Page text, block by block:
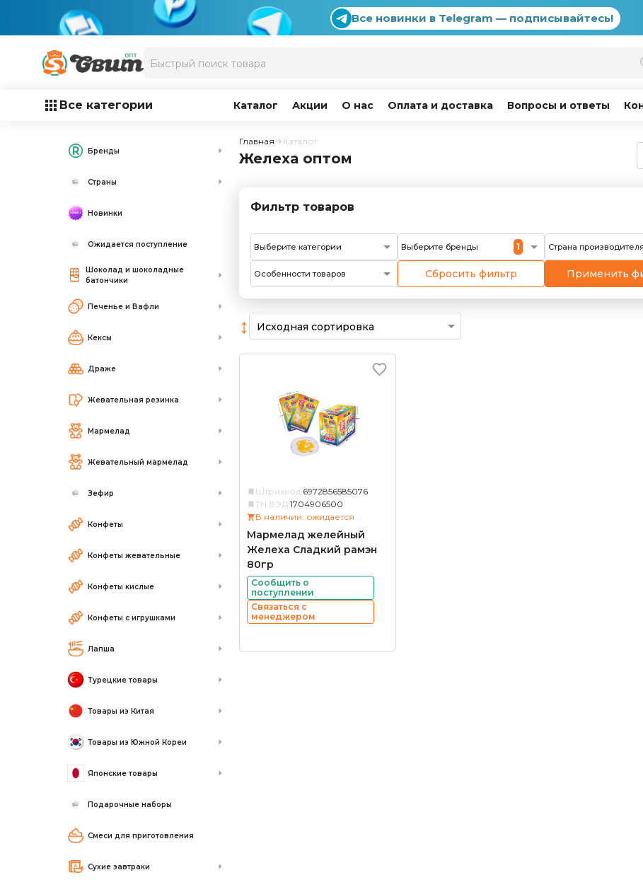
Все новинки в Telegram — подписывайтесь!
Все категории Каталог Акции О нас Оплата и доставка Вопросы и ответы
Бренды
Страны
Новинки
Ожидается поступление
Шоколад и шоколадные
батончики
Печенье и Вафли
Кексы
Драже
Жевательная резинка
Мармелад
Жевательный мармелад
Зефир
Конфеты
Конфеты жевательные
Конфеты кислые
Конфеты с игрушками
Лапша
Турецкие товары
Товары из Китая
Товары из Южной Кореи
Японские товары
Подарочные наборы
Смеси для приготовления
Сухие завтраки
Главная Каталог
Желеха оптом
Фильтр товаров
Выберите категории Выберите бренды 1 Страна производителя
Особенности товаров Сбросить фильтр Применить
↕
Штрихкод: 6972856585076
ТН ВЭД: 1704906500
В наличии: ожидается
Мармелад желейный
Желеха Сладкий рамэн
80гр
Сообщить о
поступлении
Связаться с
менеджером